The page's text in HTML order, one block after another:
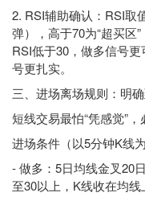
2. RSI辅助确认：RSI取
弹），高于70为“超买区
RSI低于30，做多信号
号更扎实。
三、进场离场规则：明
短线交易最怕“凭感觉”，
进场条件（以5分钟K线为
- 做多：5日均线金叉20
至30以上，K线收在均线